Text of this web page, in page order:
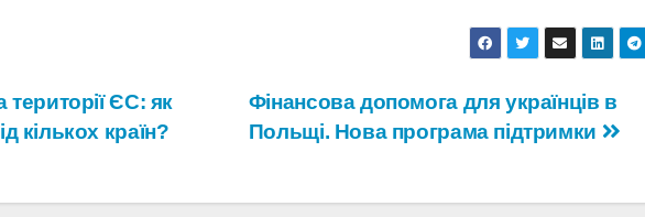
Фінансова допомога для українців в
Польщі. Нова програма підтримки
ЄС: як
кількох країн?